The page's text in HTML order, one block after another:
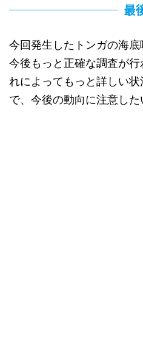
最
今回発生したトンガの海底
今後もっと正確な調査が
れによってもっと詳しい
で、今後の動向に注意した